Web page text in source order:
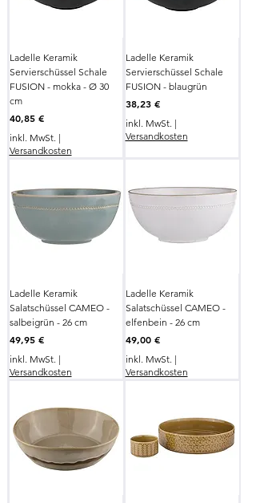
Ladelle Keramik
Servierschüssel Schale
FUSION - mokka - Ø 30
cm
Preis
40,85 €
inkl. MwSt. |
Versandkosten
Ladelle Keramik
Servierschüssel Schale
FUSION - blaugrün
Preis
38,23 €
inkl. MwSt. |
Versandkosten
Ladelle Keramik
Salatschüssel CAMEO -
salbeigrün - 26 cm
Preis
49,95 €
inkl. MwSt. |
Versandkosten
Ladelle Keramik
Salatschüssel CAMEO -
elfenbein - 26 cm
Preis
49,00 €
inkl. MwSt. |
Versandkosten